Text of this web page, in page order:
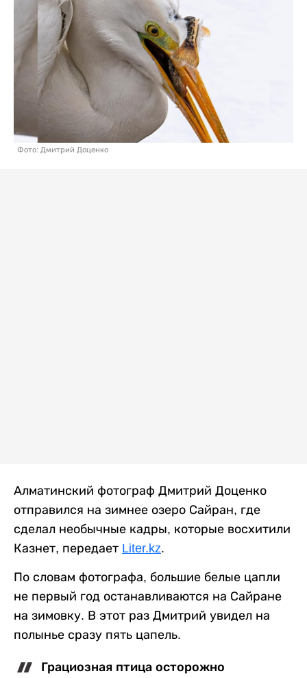
Фото: Дмитрий Доценко
Алматинский фотограф Дмитрий Доценко
отправился на зимнее озеро Сайран, где
сделал необычные кадры, которые восхитили
Казнет, передает Liter.kz.
По словам фотографа, большие белые цапли
не первый год останавливаются на Сайране
на зимовку. В этот раз Дмитрий увидел на
полынье сразу пять цапель.
Грациозная птица осторожно